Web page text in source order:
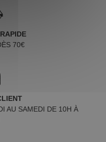
70€
AU SAMEDI DE 10H À